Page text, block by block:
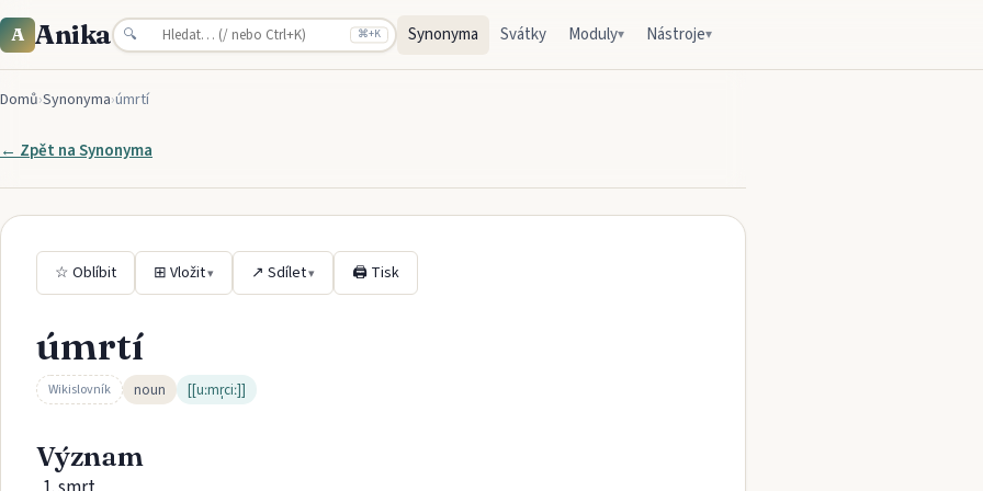
A Anika 🔍 ⌘+K Synonyma Svátky Moduly▾ Nástroje▾
Domů›Synonyma›úmrtí
← Zpět naSynonyma
☆ Oblíbit ⊞ Vložit▾ ↗ Sdílet▾ 🖨 Tisk
úmrtí
Wikislovník noun [[uːmr̩ciː]]
Význam